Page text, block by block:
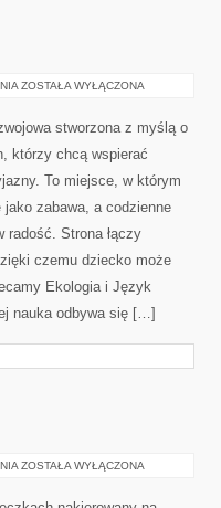
PSYCHOLOGIA
ZOSTAŁA WYŁĄCZONA
stworzona z myślą o
którzy chcą wspierać
To miejsce, w którym
zabawa, a codzienne
radość. Strona łączy
czemu dziecko może
Ekologia i Język
nauka odbywa się […]
TYCHY
ZOSTAŁA WYŁĄCZONA